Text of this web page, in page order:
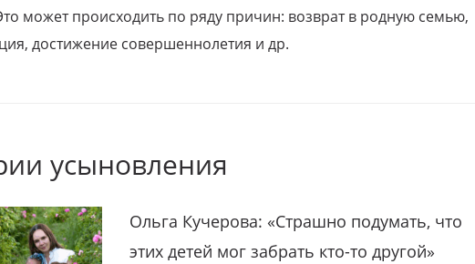
может происходить по ряду причин: возврат в родную семью,
достижение совершеннолетия и др.
усыновления
Ольга Кучерова: «Страшно подумать, что
этих детей мог забрать кто-то другой»